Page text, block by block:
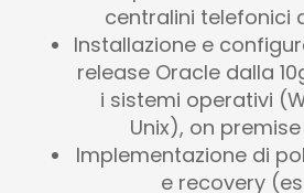
centralini telefonici
Installazione e
release Oracle dalla
i sistemi operativi
Unix), on
Implementazione di
e recovery